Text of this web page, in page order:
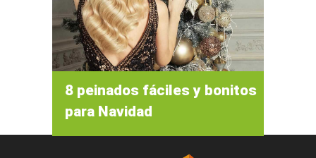
8 peinados fáciles y bonitos
para Navidad